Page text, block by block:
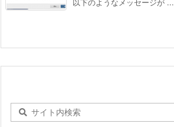
以下のようなメッセージが ...